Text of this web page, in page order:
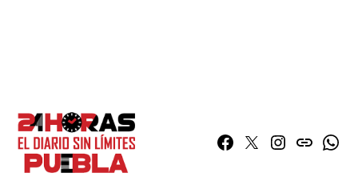
Facebook
TwitterInstagram
issuu